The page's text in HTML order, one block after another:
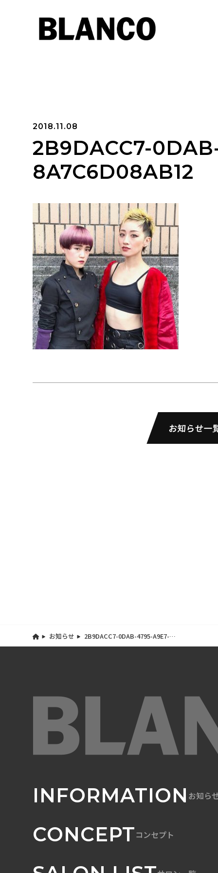
2018.11.08
2B9DACC7-
8A7C6D08AB12
お知らせ一
お知らせ
2B9DACC7-0DAB-4795-A9E7-
8A7C6D08AB12
INFORMATION お知ら
CONCEPTコンセプト